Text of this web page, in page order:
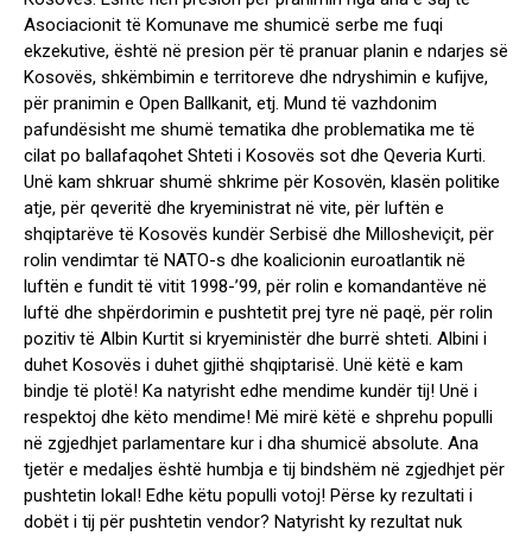
Asociacionit të Komunave me shumicë serbe me fuqi
ekzekutive, është në presion për të pranuar planin e ndarjes së
Kosovës, shkëmbimin e territoreve dhe ndryshimin e kufijve,
për pranimin e Open Ballkanit, etj. Mund të vazhdonim
pafundësisht me shumë tematika dhe problematika me të
cilat po ballafaqohet Shteti i Kosovës sot dhe Qeveria Kurti.
Unë kam shkruar shumë shkrime për Kosovën, klasën politike
atje, për qeveritë dhe kryeministrat në vite, për luftën e
shqiptarëve të Kosovës kundër Serbisë dhe Millosheviçit, për
rolin vendimtar të NATO-s dhe koalicionin euroatlantik në
luftën e fundit të vitit 1998-’99, për rolin e komandantëve në
luftë dhe shpërdorimin e pushtetit prej tyre në paqë, për rolin
pozitiv të Albin Kurtit si kryeministër dhe burrë shteti. Albini i
duhet Kosovës i duhet gjithë shqiptarisë. Unë këtë e kam
bindje të plotë! Ka natyrisht edhe mendime kundër tij! Unë i
respektoj dhe këto mendime! Më mirë këtë e shprehu populli
në zgjedhjet parlamentare kur i dha shumicë absolute. Ana
tjetër e medaljes është humbja e tij bindshëm në zgjedhjet për
pushtetin lokal! Edhe këtu populli votoj! Përse ky rezultati i
dobët i tij për pushtetin vendor? Natyrisht ky rezultat nuk